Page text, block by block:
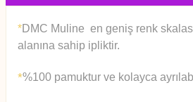
*DMC Muline en geniş renk
alanına sahip ipliktir.
*%100 pamuktur ve kolayca